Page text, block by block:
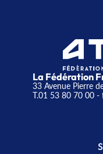
La Fédération
33 Avenue Pierre
T.01 53 80 70 00-